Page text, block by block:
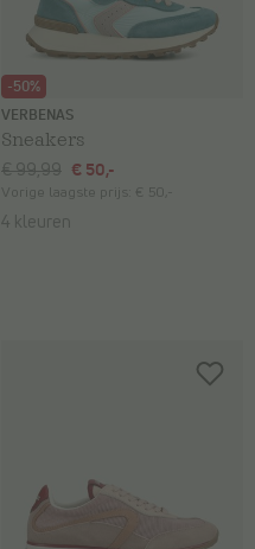
-50%
VERBENAS
Sneakers
€ 99,99 € 50,-
Vorige laagste prijs: € 50,-
4 kleuren